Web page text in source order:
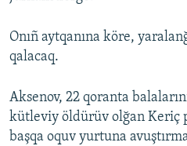
Onıñ aytqanına köre,
qalacaq.
Aksenov, 22 qoranta
kütleviy öldürüv olğan Keriç
başqa oquv yurtuna